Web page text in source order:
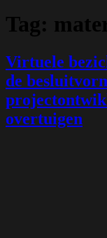
Tag:
Virtuele
de
overtuigen